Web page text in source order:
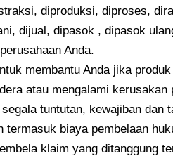
diproduksi, diproses,
dijual, dipasok , dipasok
Anda.
membantu Anda jika
atau mengalami
tuntutan, kewajiban dan
biaya pembelaan
klaim yang ditanggung